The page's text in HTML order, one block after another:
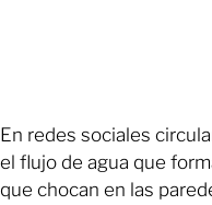
En redes sociales
el flujo de agua que
que chocan en las